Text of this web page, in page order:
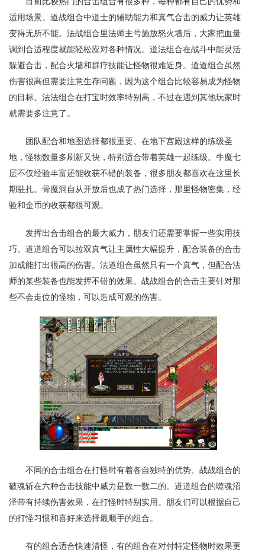
适用场景。道战组合中道士的辅助能力和真气合击的威力让英雄
变得无所不能。法战组合里法师主号施放怒火墙后，大家把血量
调到合适程度就能轻松应对各种情况。道法组合在战斗中能灵活
躲避合击，配合火墙和群疗技能让怪物很难近身。道道组合虽然
伤害很高但需要注意生存问题，因为这个组合比较容易成为怪物
的目标。法法组合在打宝时效率特别高，不过在遇到其他玩家时
就需要多注意了。
团队配合和地图选择都很重要。在地下宫殿这样的练级圣
地，怪物数量多刷新又快，特别适合带着英雄一起练级。牛魔七
层不仅经验丰富还能收获不错的装备，很多朋友都喜欢在这里长
期驻扎。骨魔洞自从开放后也成了热门选择，那里怪物密集，经
验和金币的收获都很可观。
发挥出合击组合的最大威力，朋友们还需要掌握一些实用技
巧。道道组合可以拉双真气让主属性大幅提升，配合装备的合击
加成能打出很高的伤害。法道组合虽然只有一个真气，但配合法
师的某些装备也能发挥不错的效果。战战组合的合击主要针对那
些不会走位的怪物，可以造成可观的伤害。
不同的合击组合在打怪时有着各自独特的优势。战战组合的
破魂斩在六种合击技能中威力是数一数二的。道道组合的噬魂沼
泽带有持续伤害效果，在打怪时特别实用。朋友们可以根据自己
的打怪习惯和喜好来选择最顺手的组合。
有的组合适合快速清怪，有的组合在对付特定怪物时效果更